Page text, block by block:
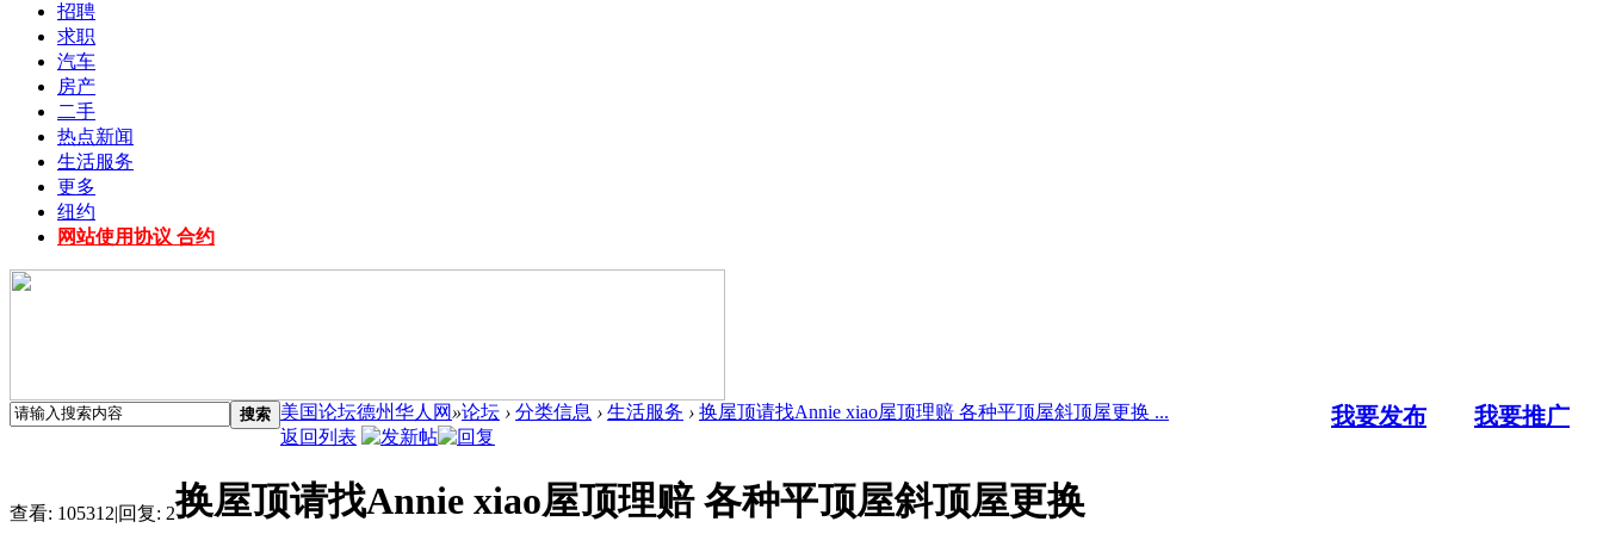
招聘
求职
汽车
房产
二手
热点新闻
生活服务
更多
纽约
网站使用协议 合约
搜索 我要发布 我要推广
美国论坛德州华人网 »论坛 › 分类信息 › 生活服务 › 换屋顶请找Annie xiao屋顶理赔 各种平顶屋斜顶屋更换 ...
返回列表
查看: 105312|回复: 2换屋顶请找Annie xiao屋顶理赔 各种平顶屋斜顶屋更换